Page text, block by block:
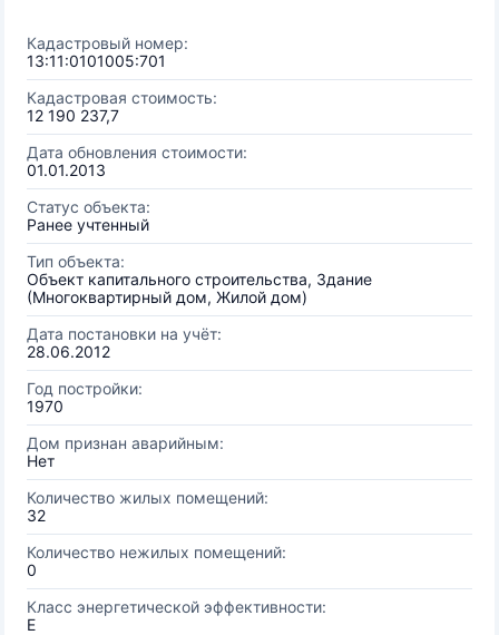
Кадастровый номер:
13:11:0101005:701
Кадастровая стоимость:
12 190 237,7
Дата обновления стоимости:
01.01.2013
Статус объекта:
Ранее учтенный
Тип объекта:
Объект капитального строительства, Здание
(Многоквартирный дом, Жилой дом)
Дата постановки на учёт:
28.06.2012
Год постройки:
1970
Дом признан аварийным:
Нет
Количество жилых помещений:
32
Количество нежилых помещений:
0
Класс энергетической эффективности:
E